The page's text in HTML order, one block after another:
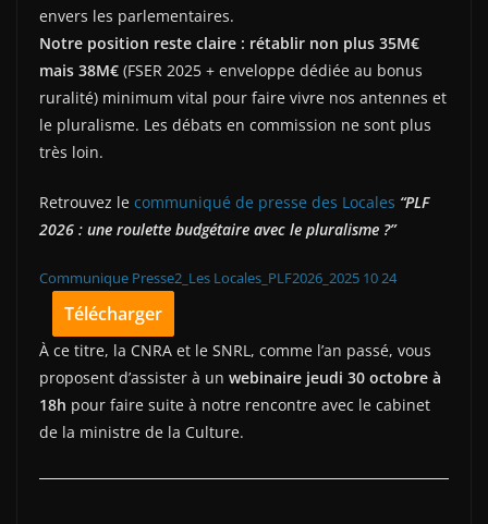
envers les parlementaires.
Notre position reste claire : rétablir non plus 35M€
mais 38M€ (FSER 2025 + enveloppe dédiée au bonus
ruralité) minimum vital pour faire vivre nos antennes et
le pluralisme. Les débats en commission ne sont plus
très loin.
Retrouvez le communiqué de presse des Locales “PLF
2026 : une roulette budgétaire avec le pluralisme ?”
Communique Presse2_Les Locales_PLF2026_2025 10 24
Télécharger
À ce titre, la CNRA et le SNRL, comme l’an passé, vous
proposent d’assister à un webinaire jeudi 30 octobre à
18h pour faire suite à notre rencontre avec le cabinet
de la ministre de la Culture.